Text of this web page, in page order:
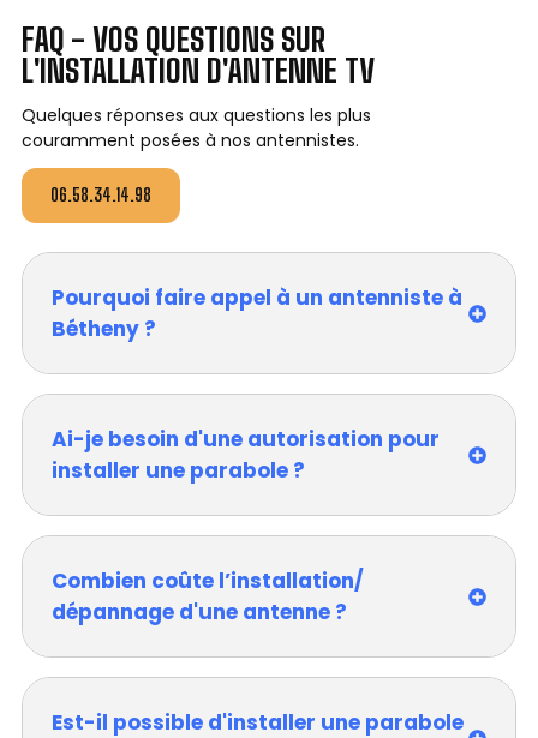
FAQ - VOS QUESTIONS SUR
L'INSTALLATION D'ANTENNE TV
Quelques réponses aux questions les plus
couramment posées à nos antennistes.
06.58.34.14.98
Pourquoi faire appel à un antenniste à
Bétheny ?
Ai-je besoin d'une autorisation pour
installer une parabole ?
Combien coûte l’installation/
dépannage d'une antenne ?
Est-il possible d'installer une parabole